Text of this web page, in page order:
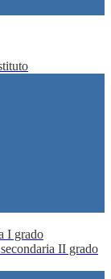
I grado
II grado